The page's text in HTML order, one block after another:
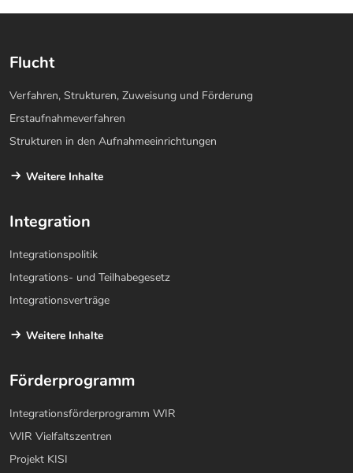
Flucht
Verfahren, Strukturen, Zuweisung und Förderung
Erstaufnahmeverfahren
Strukturen in den Aufnahmeeinrichtungen
Weitere Inhalte
Integration
Integrationspolitik
Integrations- und Teilhabegesetz
Integrationsverträge
Weitere Inhalte
Förderprogramm
Integrationsförderprogramm WIR
WIR Vielfaltszentren
Projekt KISI